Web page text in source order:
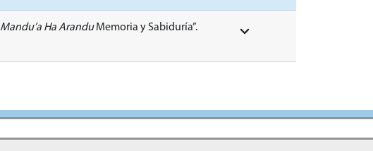
Mandu’a Ha AranduMemoria y Sabiduría”.